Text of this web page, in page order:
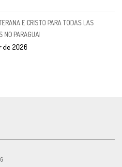
E CRISTO PARA TODAS LAS
NO PARAGUAI
de 2026